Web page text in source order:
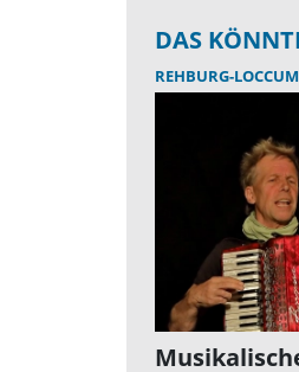
DAS
REHBURG-LOCCUM